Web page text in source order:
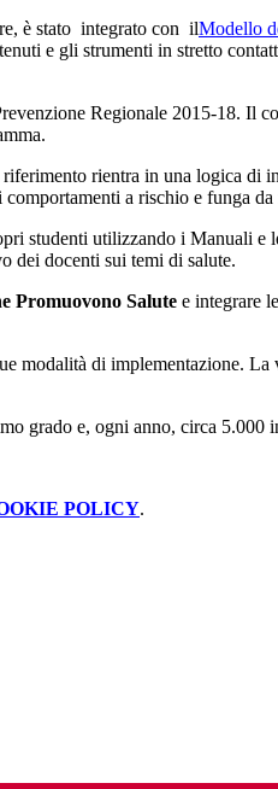
è stato integrato con ilModello
e gli strumenti in stretto
Regionale 2015-18. Il
rientra in una logica di
a rischio e funga
studenti utilizzando i Manuali e
dei docenti sui temi di salute.
Promuovono Salute e integrare
modalità di implementazione.
grado e, ogni anno, circa 5.000
POLICY.